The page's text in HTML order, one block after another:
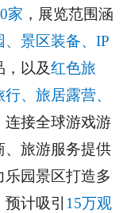
家 ，展览范围涵
景区装备、IP
，以及红色旅
、旅居露营、
连接全球游戏游
、旅游服务提供
园景区打造多
计吸引 15万观